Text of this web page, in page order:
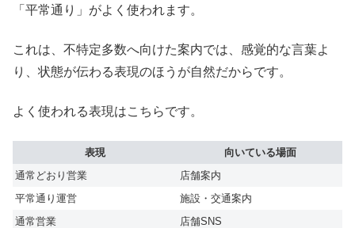
「平常通り」がよく使われます。
これは、不特定多数へ向けた案内では、感覚的な言葉よ
り、状態が伝わる表現のほうが自然だからです。
よく使われる表現はこちらです。
表現
向いている場面
通常どおり営業
店舗案内
平常通り運営
施設・交通案内
通常営業
店舗SNS